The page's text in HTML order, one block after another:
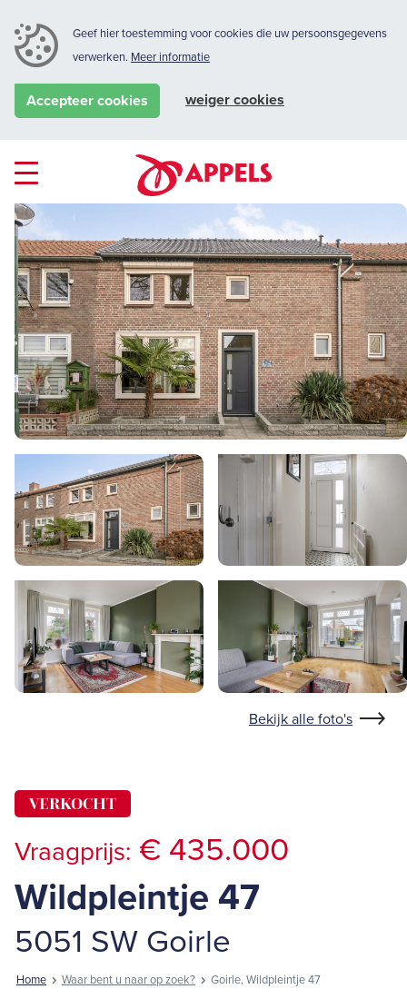
Geef hier toestemming voor cookies die uw persoonsgegevens
verwerken. Meer informatie
Accepteer cookies weiger cookies
Bekijk alle foto's
VERKOCHT
Vraagprijs: € 435.000
Wildpleintje 47
5051 SW Goirle
Home Waar bent u naar op zoek? Goirle, Wildpleintje 47